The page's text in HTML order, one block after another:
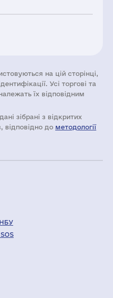
на цій сторінці,
Усі торгові та
їх відповідним
зібрані з відкритих
відповідно до методології